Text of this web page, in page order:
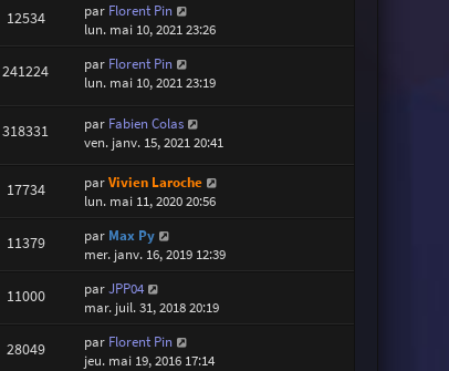
12534 par Florent Pin
lun. mai 10, 2021 23:26
241224 par Florent Pin
lun. mai 10, 2021 23:19
318331 par Fabien Colas
ven. janv. 15, 2021 20:41
17734 parVivien Laroche
lun. mai 11, 2020 20:56
11379 par Max Py
mer. janv. 16, 2019 12:39
11000 parJPP04
mar. juil. 31, 2018 20:19
28049 par Florent Pin
jeu. mai 19, 2016 17:14